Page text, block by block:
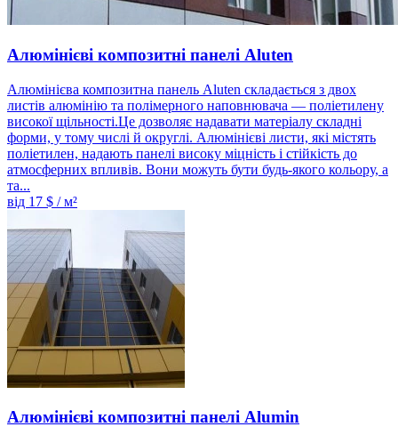
Алюмінієві композитні панелі Aluten
Алюмінієва композитна панель Aluten складається з двох
листів алюмінію та полімерного наповнювача — поліетилену
високої щільності.Це дозволяє надавати матеріалу складні
форми, у тому числі й округлі. Алюмінієві листи, які містять
поліетилен, надають панелі високу міцність і стійкість до
атмосферних впливів. Вони можуть бути будь-якого кольору, а
та...
від 17 $ / м²
Алюмінієві композитні панелі Alumin